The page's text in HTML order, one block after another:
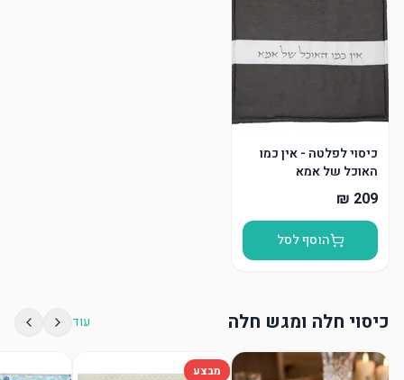
כיסוי לפלטה - אין כמו
האוכל של אמא
הוסף לסל
כיסוי חלה ומגש חלה עוד
מבצע